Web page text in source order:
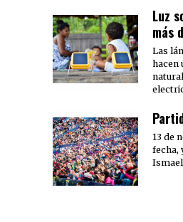
Luz
más
Las
hacen
13 de
fecha,